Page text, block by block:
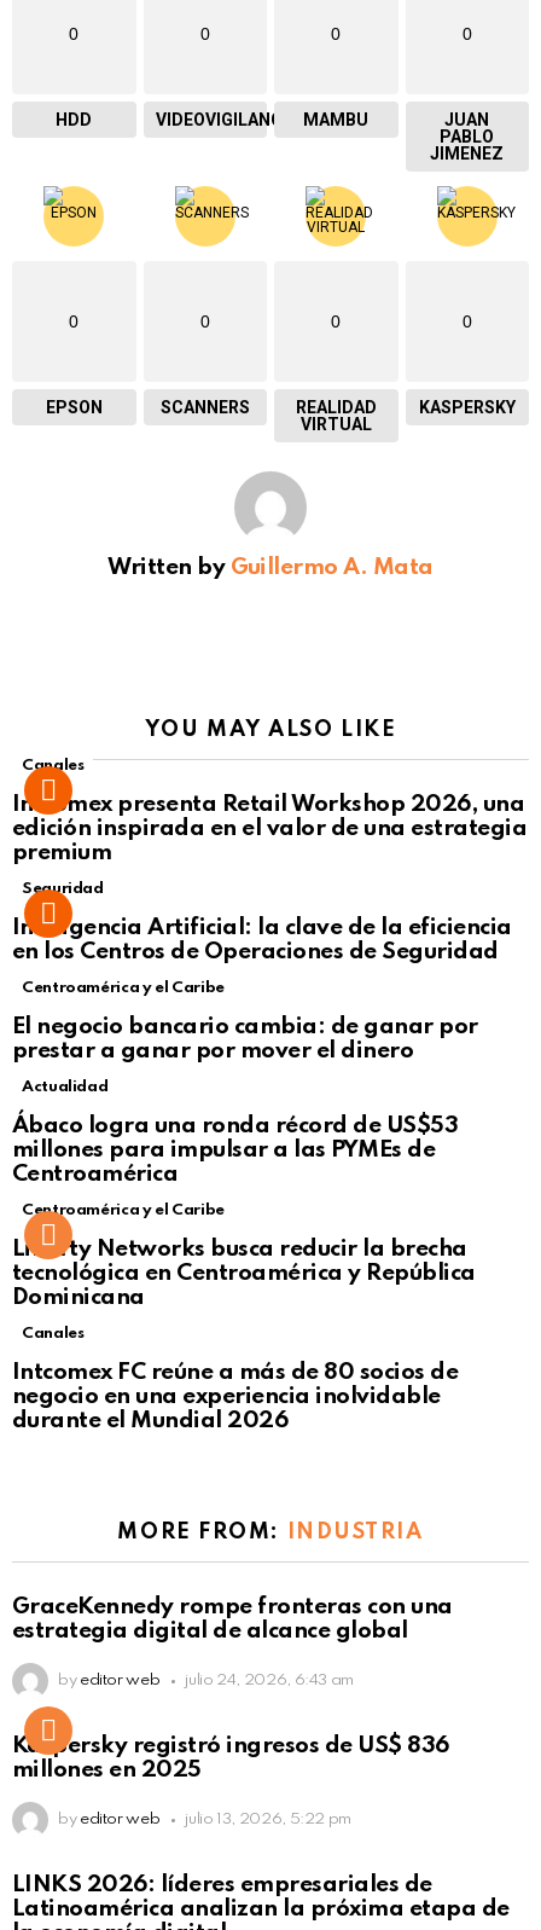
0
HDD
0
VIDEOVIGILANCIA
0
MAMBU
0
JUAN
PABLO
JIMENEZ
0
EPSON
0
SCANNERS
0
REALIDAD
VIRTUAL
0
KASPERSKY
Written by Guillermo A. Mata
YOU MAY ALSO LIKE
Canales
Intcomex presenta Retail Workshop 2026, una
edición inspirada en el valor de una estrategia
premium
Seguridad
Inteligencia Artificial: la clave de la eficiencia
en los Centros de Operaciones de Seguridad
Centroamérica y el Caribe
El negocio bancario cambia: de ganar por
prestar a ganar por mover el dinero
Not Safe For Work
Click to view this post
Actualidad
Ábaco logra una ronda récord de US$53
millones para impulsar a las PYMEs de
Centroamérica
Centroamérica y el Caribe
Liberty Networks busca reducir la brecha
tecnológica en Centroamérica y República
Dominicana
Canales
Intcomex FC reúne a más de 80 socios de
negocio en una experiencia inolvidable
durante el Mundial 2026
MORE FROM: INDUSTRIA
GraceKennedy rompe fronteras con una
estrategia digital de alcance global
by editor web julio 24, 2026, 6:43 am
Kaspersky registró ingresos de US$ 836
millones en 2025
by editor web julio 13, 2026, 5:22 pm
LINKS 2026: líderes empresariales de
Latinoamérica analizan la próxima etapa de